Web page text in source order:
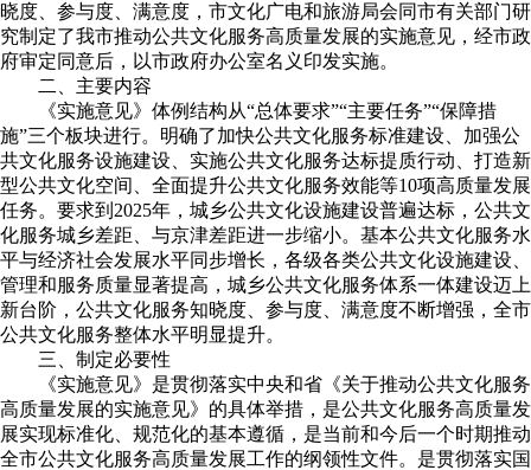
晓度、参与度、满意度，市文化广电和旅游局会同市有关部门研
究制定了我市推动公共文化服务高质量发展的实施意见，经市政
府审定同意后，以市政府办公室名义印发实施。
二、主要内容
《实施意见》体例结构从“总体要求”“主要任务”“保障措
施”三个板块进行。明确了加快公共文化服务标准建设、加强公
共文化服务设施建设、实施公共文化服务达标提质行动、打造新
型公共文化空间、全面提升公共文化服务效能等10项高质量发展
任务。要求到2025年，城乡公共文化设施建设普遍达标，公共文
化服务城乡差距、与京津差距进一步缩小。基本公共文化服务水
平与经济社会发展水平同步增长，各级各类公共文化设施建设、
管理和服务质量显著提高，城乡公共文化服务体系一体建设迈上
新台阶，公共文化服务知晓度、参与度、满意度不断增强，全市
公共文化服务整体水平明显提升。
三、制定必要性
《实施意见》是贯彻落实中央和省《关于推动公共文化服务
高质量发展的实施意见》的具体举措，是公共文化服务高质量发
展实现标准化、规范化的基本遵循，是当前和今后一个时期推动
全市公共文化服务高质量发展工作的纲领性文件。是贯彻落实国